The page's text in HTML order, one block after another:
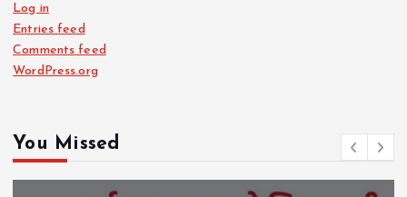
Log in
Entries feed
Comments feed
WordPress.org
You Missed